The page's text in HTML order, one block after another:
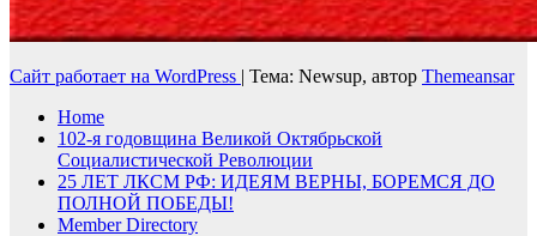
Сайт работает на WordPress | Тема: Newsup, автор Themeansar
Home
102-я годовщина Великой Октябрьской
Социалистической Революции
25 ЛЕТ ЛКСМ РФ: ИДЕЯМ ВЕРНЫ, БОРЕМСЯ ДО
ПОЛНОЙ ПОБЕДЫ!
Member Directory